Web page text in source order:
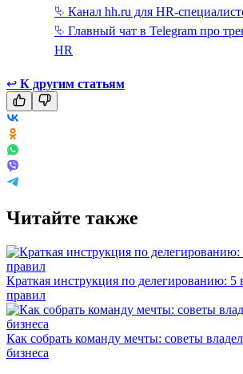
⮱ Канал hh.ru для HR-
⮱ Главный чат в Telegram про
HR
↩ К другим статьям
Читайте также
Краткая инструкция по делегированию: 5
правил
Как собрать команду мечты: советы
бизнеса